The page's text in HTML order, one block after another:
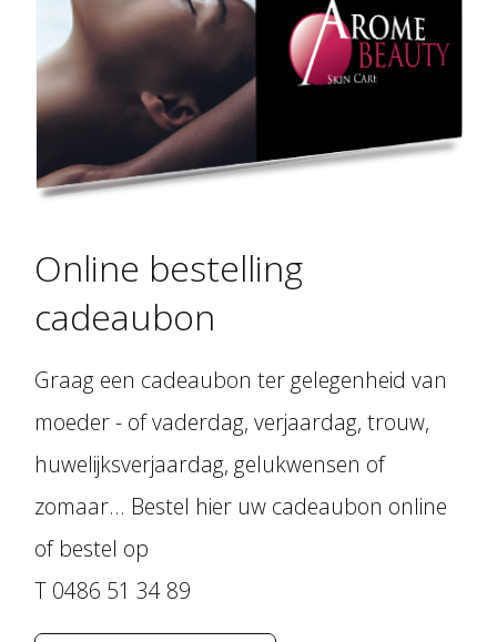
Online bestelling
cadeaubon
Graag een cadeaubon ter gelegenheid van
moeder - of vaderdag, verjaardag, trouw,
huwelijksverjaardag, gelukwensen of
zomaar... Bestel hier uw cadeaubon online
of bestel op
T 0486 51 34 89